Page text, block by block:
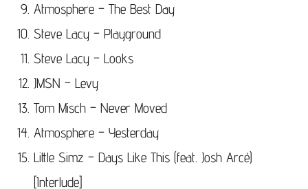
Atmosphere – The Best Day
Steve Lacy – Playground
Steve Lacy – Looks
JMSN – Levy
Tom Misch – Never Moved
Atmosphere – Yesterday
Little Simz – Days Like This (feat. Josh Arcé)
[Interlude]